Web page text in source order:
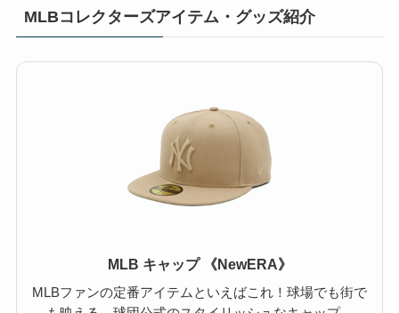
MLBコレクターズアイテム・グッズ紹介
MLB キャップ 《NewERA》
MLBファンの定番アイテムといえばこれ！球場でも街で